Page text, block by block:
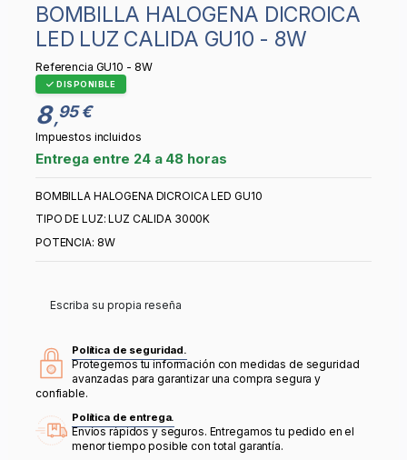
BOMBILLA HALOGENA DICROICA
LED LUZ CALIDA GU10 - 8W
Referencia GU10 - 8W
DISPONIBLE
8,95 €
Impuestos incluidos
Entrega entre 24 a 48 horas
BOMBILLA HALOGENA DICROICA LED GU10
TIPO DE LUZ: LUZ CALIDA 3000K
POTENCIA: 8W
Escriba su propia reseña
Política de seguridad.
Protegemos tu información con medidas de seguridad
avanzadas para garantizar una compra segura y
confiable.
Política de entrega.
Envíos rápidos y seguros. Entregamos tu pedido en el
menor tiempo posible con total garantía.